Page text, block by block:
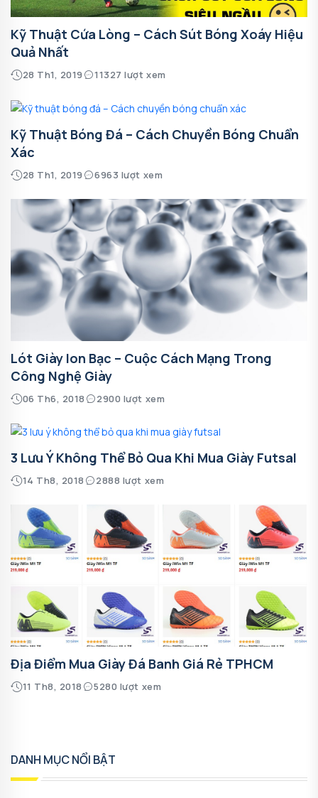
Kỹ Thuật Cứa Lòng – Cách Sút Bóng Xoáy Hiệu
Quả Nhất
28 Th1, 2019 11327 lượt xem
Kỹ Thuật Bóng Đá – Cách Chuyền Bóng Chuẩn
Xác
28 Th1, 2019 6963 lượt xem
Lót Giày Ion Bạc – Cuộc Cách Mạng Trong
Công Nghệ Giày
06 Th6, 2018 2900 lượt xem
3 Lưu Ý Không Thể Bỏ Qua Khi Mua Giày Futsal
14 Th8, 2018 2888 lượt xem
Địa Điểm Mua Giày Đá Banh Giá Rẻ TPHCM
11 Th8, 2018 5280 lượt xem
DANH MỤC NỔI BẬT